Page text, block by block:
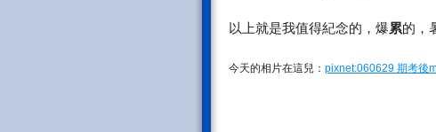
以上就是我值得紀念的，爆累的，
今天的相片在這兒： pixnet:060629 期考後